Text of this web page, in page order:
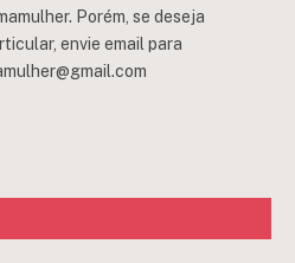
Porém, se deseja
envie email para